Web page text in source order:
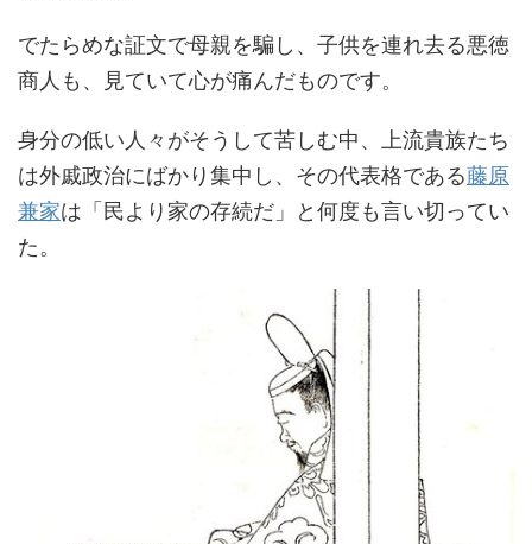
でたらめな証文で母親を騙し、子供を連れ去る悪徳
商人も、見ていて心が痛んだものです。
身分の低い人々がそうして苦しむ中、上流貴族たち
は外戚政治にばかり集中し、その代表格である藤原
兼家は「民より家の存続だ」と何度も言い切ってい
た。